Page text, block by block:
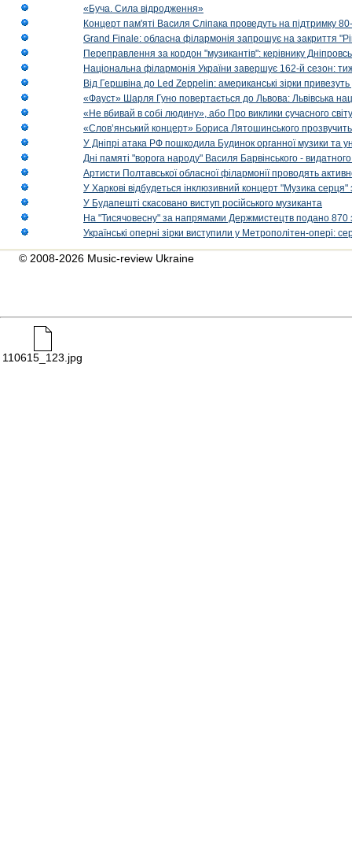
«Буча. Сила відродження»
Концерт пам'яті Василя Сліпака проведуть на підтримку
Grand Finale: обласна філармонія запрошує на закриття
Переправлення за кордон "музикантів": керівнику
Національна філармонія України завершує 162-й сезон:
Від Гершвіна до Led Zeppelin: американські зірки
«Фауст» Шарля Гуно повертається до Львова: Львівська
«Не вбивай в собі людину», або Про виклики сучасного світу
«Слов’янський концерт» Бориса Лятошинського
У Дніпрі атака РФ пошкодила Будинок органної музики та
Дні памяті "ворога народу" Василя Барвінського -
Артисти Полтавської обласної філармонії проводять
У Харкові відбудеться інклюзивний концерт "Музика
У Будапешті скасовано виступ російського музиканта
На "Тисячовесну" за напрямами Держмистецтв подано 870
Українські оперні зірки виступили у Метрополітен-опері:
© 2008-2026 Music-review Ukraine
110615_123.jpg